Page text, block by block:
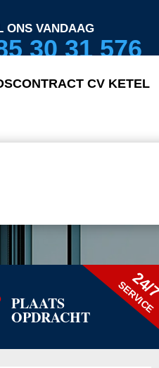
ONS VANDAAG
30 31 576
CV KETEL
PLAATS
OPDRACHT
24/
SERVICE